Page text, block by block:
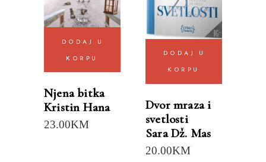
DODAJ U
KORPU
Njena bitka
Kristin Hana
23.00KM
DODAJ U
KORPU
Dvor mraza i
svetlosti
Sara Dž. Mas
20.00KM